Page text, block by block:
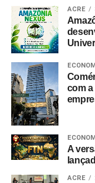
ACRE
com a
A
ACRE